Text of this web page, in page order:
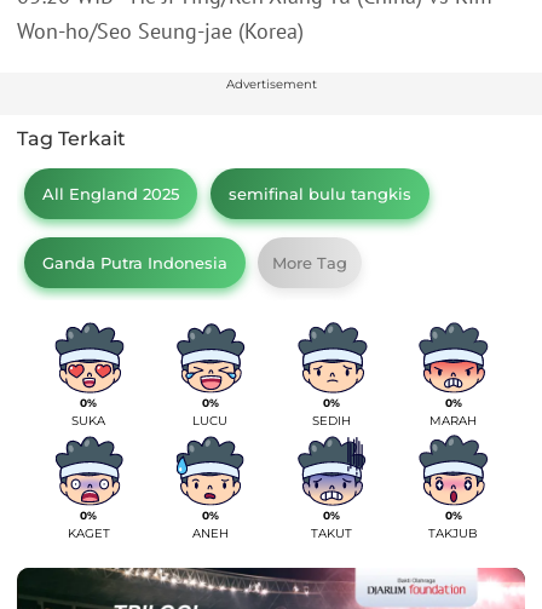
Won-ho/Seo Seung-jae (Korea)
Advertisement
Tag Terkait
All England 2025 semifinal bulu tangkis
Ganda Putra Indonesia More Tag
0%
SUKA
0%
LUCU
0%
SEDIH
0%
MARAH
0%
KAGET
0%
ANEH
0%
TAKUT
0%
TAKJUB